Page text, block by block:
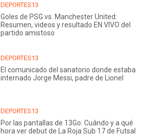
DEPORTES13
Goles de PSG vs. Manchester United:
Resumen, videos y resultado EN VIVO del
partido amistoso
DEPORTES13
El comunicado del sanatorio donde estaba
internado Jorge Messi, padre de Lionel
DEPORTES13
Por las pantallas de 13Go: Cuándo y a qué
hora ver debut de La Roja Sub 17 de Futsal